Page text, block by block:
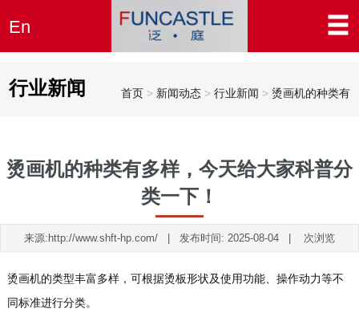
En
行业新闻 首页> 新闻动态> 行业新闻 > 烫画机的种类有
烫画机的种类有多样，今天给大家科普分
类一下！
来源:http://www.shft-hp.com/ | 发布时间: 2025-08-04 | 次浏览
烫画机的类型丰富多样，可根据烫板形状及使用功能、操作动力等不
同标准进行分类。